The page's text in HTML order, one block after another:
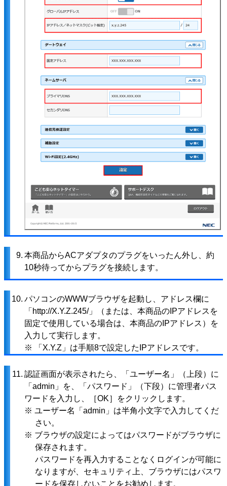
9. 本商品からACアダプタのプラグをいったん外し、約
10秒待ってからプラグを接続します。
10. パソコンのWWWブラウザを起動し、アドレス欄に
「http://X.Y.Z.245/」（または、本商品のIPアドレスを
固定で使用している場合は、本商品のIPアドレス）を
入力して実行します。
※ 「X.Y.Z」は手順8で設定したIPアドレスです。
11. 認証画面が表示されたら、「ユーザー名」（上段）に
「admin」を、「パスワード」（下段）に管理者パス
ワードを入力し、［OK］をクリックします。
※ ユーザー名「admin」は半角小文字で入力してくだ
さい。
※ ブラウザの設定によってはパスワードがブラウザに
保存されます。
パスワードを再入力することなくログインが可能に
なりますが、セキュリティ上、ブラウザにはパスワ
ードを保存しないことをお勧めします。